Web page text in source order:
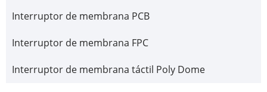
Interruptor de membrana PCB
Interruptor de membrana FPC
Interruptor de membrana táctil Poly Dome